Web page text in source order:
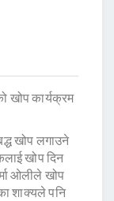
खोप कार्यक्रम
खोप लगाउने
खोप दिन
ओलीले खोप
शाक्यले पनि